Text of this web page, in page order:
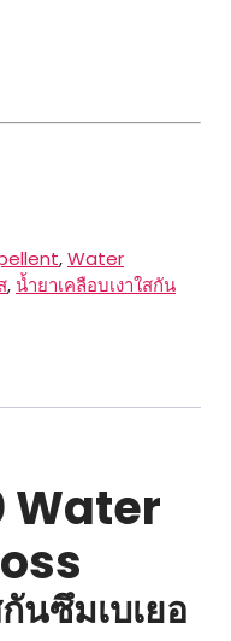
,Water
,น้ำยาเคลือบเงาใสกัน
Water
นซึมเบเยอ